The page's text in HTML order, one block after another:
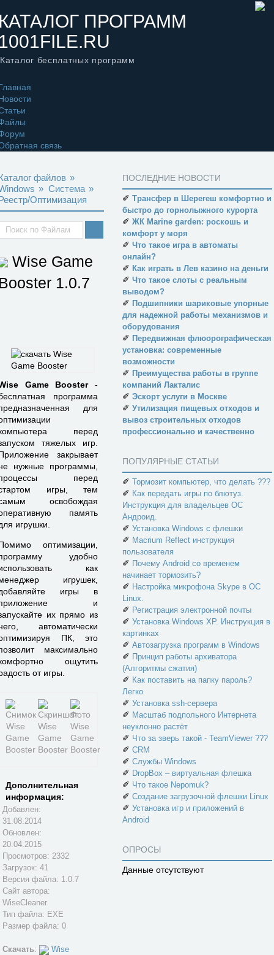
ПРОГРАММ
Каталог бесплатных программ
связь
файлов »
» Система »
Оптимизация
Wise Game
1.0.7
Game Booster-
программа
для
перед
тяжелых игр.
закрывает
нужные программы,
перед
игры, тем
освобождая
память
игрушки.
оптимизации,
удобно
как
игрушек,
игры в
и
их прямо из
автоматически
ПК, это
максимально
ощутить
от игры.
Дополнительная
информация:
Добавлен:
31.08.2014
Обновлен:
20.04.2015
Просмотров: 2332
Загрузок: 41
Версия файла: 1.0.7
Сайт автора:
WiseCleaner
Тип файла: EXE
Размер файла: 0
Скачать:
Wise
ПОСЛЕДНИЕ НОВОСТИ
✐ Трансфер в Шерегеш комфортно и
быстро до горнолыжного курорта
✐ ЖК Marine garden: роскошь и
комфорт у моря
✐ Что такое игра в автоматы
онлайн?
✐ Как играть в Лев казино на деньги
✐ Что такое слоты с реальным
выводом?
✐ Подшипники шариковые упорные
для надежной работы механизмов и
оборудования
✐ Передвижная флюорографическая
установка: современные
возможности
✐ Преимущества работы в группе
компаний Лакталис
✐ Эскорт услуги в Москве
✐ Утилизация пищевых отходов и
вывоз строительных отходов
профессионально и качественно
ПОПУЛЯРНЫЕ СТАТЬИ
✐ Тормозит компьютер, что делать ???
✐ Как передать игры по блютуз.
Инструкция для владельцев ОС
Андроид.
✐ Установка Windows с флешки
✐ Macrium Reflect инструкция
пользователя
✐ Почему Android со временем
начинает тормозить?
✐ Настройка микрофона Skype в ОС
Linux.
✐ Регистрация электронной почты
✐ Установка Windows XP. Инструкция в
картинках
✐ Автозагрузка программ в Windows
✐ Принцип работы архиватора
(Алгоритмы сжатия)
✐ Как поставить на папку пароль?
Легко
✐ Установка ssh-сервера
✐ Масштаб подпольного Интернета
неуклонно растёт
✐ Что за зверь такой - TeamViewer ???
✐ CRM
✐ Службы Windows
✐ DropBox – виртуальная флешка
✐ Что такое Nepomuk?
✐ Создание загрузочной флешки Linux
✐ Установка игр и приложений в
Android
ОПРОСЫ
Данные отсутствуют